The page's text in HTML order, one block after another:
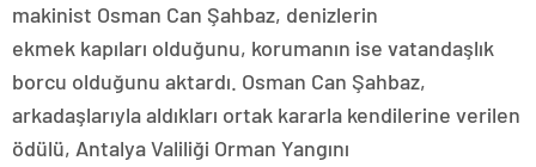
makinist Osman Can Şahbaz, denizlerin
ekmek kapıları olduğunu, korumanın ise vatandaşlık
borcu olduğunu aktardı. Osman Can Şahbaz,
arkadaşlarıyla aldıkları ortak kararla kendilerine verilen
ödülü, Antalya Valiliği Orman Yangını